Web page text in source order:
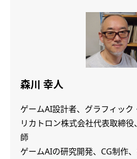
森川 幸人
ゲームAI設計者、グラフィック
リカトロン株式会社代表取締
師
ゲームAIの研究開発、CG制作